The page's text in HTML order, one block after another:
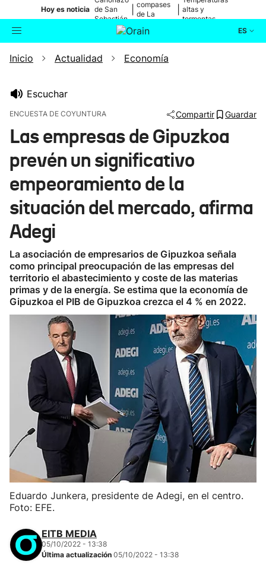
Hoy es noticia de San
Sebastián
compases
de La
altas y
tormentas
ES
Buscador Actualidad
Ikusmiran
Eguraldia
Inicio Actualidad Economía
Escuchar
ENCUESTA DE COYUNTURA Compartir Guardar
Las empresas de Gipuzkoa
prevén un significativo
empeoramiento de la
situación del mercado, afirma
Adegi
La asociación de empresarios de Gipuzkoa señala
como principal preocupación de las empresas del
territorio el abastecimiento y coste de las materias
primas y de la energía. Se estima que la economía de
Gipuzkoa el PIB de Gipuzkoa crezca el 4 % en 2022.
Eduardo Junkera, presidente de Adegi, en el centro.
Foto: EFE.
EITB MEDIA
05/10/2022 - 13:38
Última actualización 05/10/2022 - 13:38